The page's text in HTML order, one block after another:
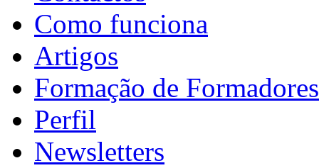
Como funciona
Artigos
Formação de Formadores
Perfil
Newsletters